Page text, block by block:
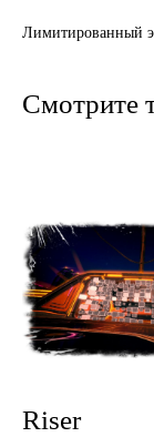
Лимитированный
Смотрите
Riser